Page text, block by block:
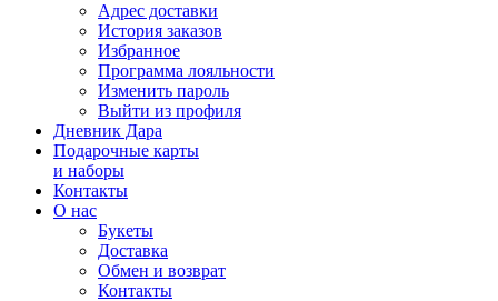
Адрес доставки
История заказов
Избранное
Программа лояльности
Изменить пароль
Выйти из профиля
Дневник Дара
Подарочные карты
и наборы
Контакты
О нас
Букеты
Доставка
Обмен и возврат
Контакты